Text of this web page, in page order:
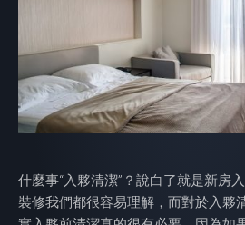
什麼事“入夥清潔”？說白了就是新房
裝修我們都很容易理解，而對於入夥